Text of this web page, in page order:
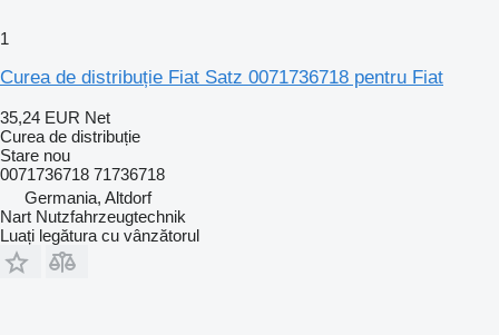
1
Curea de distribuție Fiat Satz 0071736718 pentru Fiat
35,24 EUR Net
Curea de distribuție
Stare nou
0071736718 71736718
Germania, Altdorf
Nart Nutzfahrzeugtechnik
Luați legătura cu vânzătorul